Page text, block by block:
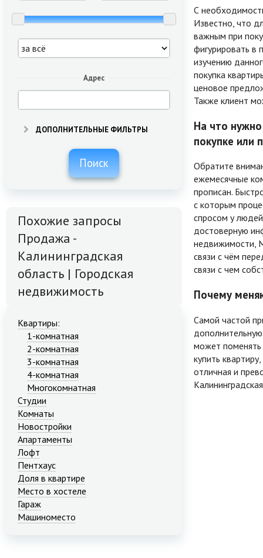
Адрес
ДОПОЛНИТЕЛЬНЫЕ ФИЛЬТРЫ
Поиск
Похожие запросы
Продажа -
Калининградская
область | Городская
недвижимость
Квартиры:
1-комнатная
2-комнатная
3-комнатная
4-комнатная
Многокомнатная
Студии
Комнаты
Новостройки
Апартаменты
Лофт
Пентхаус
Доля в квартире
Место в хостеле
Гараж
Машиноместо
С
Известно, что
важным при
фигурировать в
изучению
покупка
ценовое
Также клиент
На что
покупке или
Обратите
ежемесячные
прописан.
с которым
спросом у
достоверную
недвижимости,
связи с чём
связи с чем
Почему
Самой частой
может поменять
купить
отличная и